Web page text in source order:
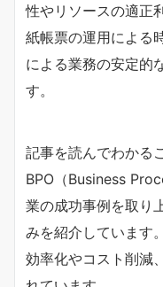
性やリソースの適正
紙帳票の運用による
による業務の安定的
す。
記事を読んでわかる
BPO（Business
業の成功事例を取り
みを紹介しています
効率化やコスト削減